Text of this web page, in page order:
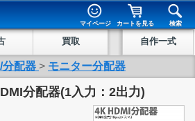
マイページ カートを見る 検索
買取 自作一式
分配器 > モニター分配器
分配器(1入力：2出力)